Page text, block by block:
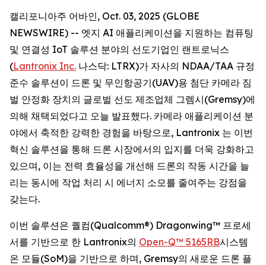
캘리포니아주 어바인, Oct. 03, 2025 (GLOBE
NEWSWIRE) -- 엣지 AI 애플리케이션을 지원하는 컴퓨팅
및 연결성 IoT 솔루션 분야의 선도기업인 랜트로닉스
(Lantronix Inc. 나스닥: LTRX)가 자사의 NDAA/TAA 규정
준수 솔루션이 드론 및 무인항공기(UAV)용 첨단 카메라 짐
벌 안정화 장치의 글로벌 선도 제조업체 그렘시(Gremsy)에
의해 채택되었다고 오늘 발표했다. 카메라 애플리케이션 분
야에서 축적한 강력한 경험을 바탕으로, Lantronix 는 이번
혁신 솔루션을 통해 드론 시장에서의 입지를 더욱 강화하고
있으며, 이는 전력 효율성을 개선해 드론의 작동 시간을 늘
리는 동시에 작업 처리 시 에너지 소모를 줄여주는 강점을
갖는다.
이번 솔루션은 퀄컴(Qualcomm®) Dragonwing™ 프로세
서를 기반으로 한 Lantronix의 Open-Q™ 5165RB시스템
온 모듈(SoM)을 기반으로 하며, Gremsy의 새로운 드론 플